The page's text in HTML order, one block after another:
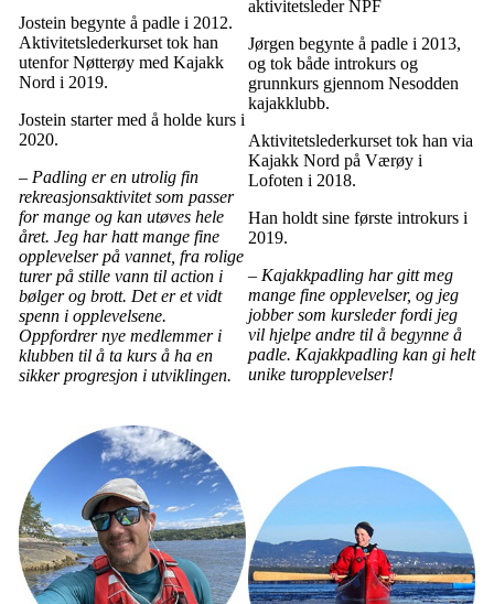
Jostein begynte å padle i 2012.
Aktivitetslederkurset tok han
utenfor Nøtterøy med Kajakk
Nord i 2019.
Jostein starter med å holde kurs i
2020.
– Padling er en utrolig fin
rekreasjonsaktivitet som passer
for mange og kan utøves hele
året. Jeg har hatt mange fine
opplevelser på vannet, fra rolige
turer på stille vann til action i
bølger og brott. Det er et vidt
spenn i opplevelsene.
Oppfordrer nye medlemmer i
klubben til å ta kurs å ha en
sikker progresjon i utviklingen.
aktivitetsleder NPF
Jørgen begynte å padle i 2013,
og tok både introkurs og
grunnkurs gjennom Nesodden
kajakklubb.
Aktivitetslederkurset tok han via
Kajakk Nord på Værøy i
Lofoten i 2018.
Han holdt sine første introkurs i
2019.
– Kajakkpadling har gitt meg
mange fine opplevelser, og jeg
jobber som kursleder fordi jeg
vil hjelpe andre til å begynne å
padle. Kajakkpadling kan gi helt
unike turopplevelser!